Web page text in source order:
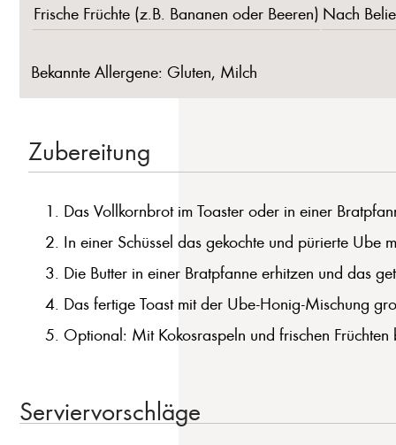
Frische Früchte (z.B. Bananen oder Beeren) Nach
Bekannte Allergene: Gluten, Milch
Zubereitung
Das Vollkornbrot im Toaster oder in einer
In einer Schüssel das gekochte und pürierte Ube
Die Butter in einer Bratpfanne erhitzen und das
Das fertige Toast mit der Ube-Honig-Mischung
Optional: Mit Kokosraspeln und frischen
Serviervorschläge